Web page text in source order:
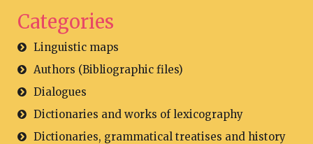
Categories
Linguistic maps
Authors (Bibliographic files)
Dialogues
Dictionaries and works of lexicography
Dictionaries, grammatical treatises and history